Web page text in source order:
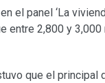
el panel ‘La
entre 2,800 y
que el